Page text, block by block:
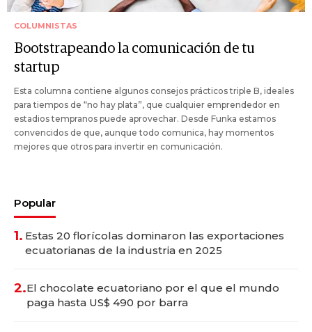
COLUMNISTAS
Bootstrapeando la comunicación de tu
startup
Esta columna contiene algunos consejos prácticos triple B, ideales
para tiempos de “no hay plata”, que cualquier emprendedor en
estadios tempranos puede aprovechar. Desde Funka estamos
convencidos de que, aunque todo comunica, hay momentos
mejores que otros para invertir en comunicación.
Popular
1. Estas 20 florícolas dominaron las exportaciones
ecuatorianas de la industria en 2025
2.El chocolate ecuatoriano por el que el mundo
paga hasta US$ 490 por barra